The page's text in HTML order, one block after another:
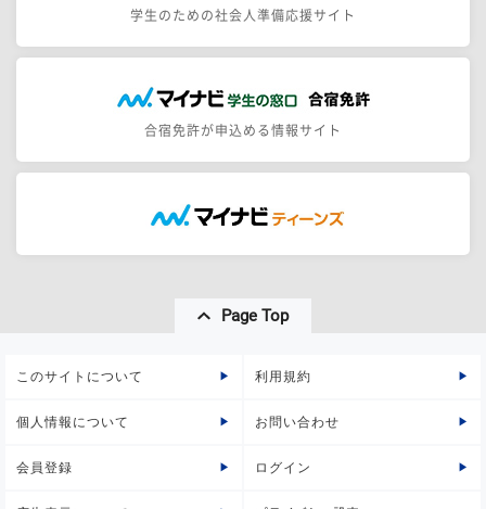
学生のための社会人準備応援サイト
合宿免許が申込める情報サイト
Page Top
このサイトについて 利用規約
個人情報について お問い合わせ
会員登録 ログイン